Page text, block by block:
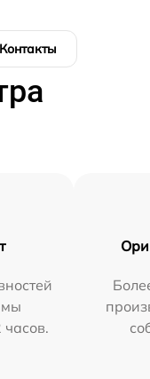
Контакты
мы
часов.